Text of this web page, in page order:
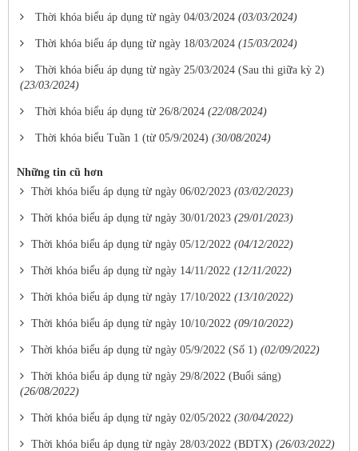
Thời khóa biểu áp dụng từ ngày 04/03/2024 (03/03/2024)
Thời khóa biểu áp dụng từ ngày 18/03/2024 (15/03/2024)
Thời khóa biểu áp dụng từ ngày 25/03/2024 (Sau thi giữa kỳ 2)
(23/03/2024)
Thời khóa biểu áp dụng từ 26/8/2024 (22/08/2024)
Thời khóa biểu Tuần 1 (từ 05/9/2024) (30/08/2024)
Những tin cũ hơn
Thời khóa biểu áp dụng từ ngày 06/02/2023 (03/02/2023)
Thời khóa biểu áp dụng từ ngày 30/01/2023 (29/01/2023)
Thời khóa biểu áp dụng từ ngày 05/12/2022 (04/12/2022)
Thời khóa biểu áp dụng từ ngày 14/11/2022 (12/11/2022)
Thời khóa biểu áp dụng từ ngày 17/10/2022 (13/10/2022)
Thời khóa biểu áp dụng từ ngày 10/10/2022 (09/10/2022)
Thời khóa biểu áp dụng từ ngày 05/9/2022 (Số 1) (02/09/2022)
Thời khóa biểu áp dụng từ ngày 29/8/2022 (Buổi sáng)
(26/08/2022)
Thời khóa biểu áp dụng từ ngày 02/05/2022 (30/04/2022)
Thời khóa biểu áp dụng từ ngày 28/03/2022 (BDTX) (26/03/2022)